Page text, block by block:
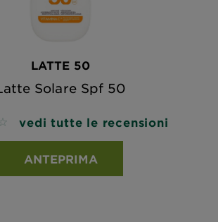
LATTE 50
Solare Spf 50
vedi tutte le recensioni
ANTEPRIMA